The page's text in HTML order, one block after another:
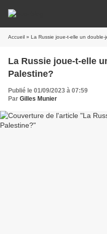
Accueil » La Russie joue-t-elle un double-
La Russie joue-t-elle
Palestine?
Publié le 01/09/2023 à 07:59
Par Gilles Munier